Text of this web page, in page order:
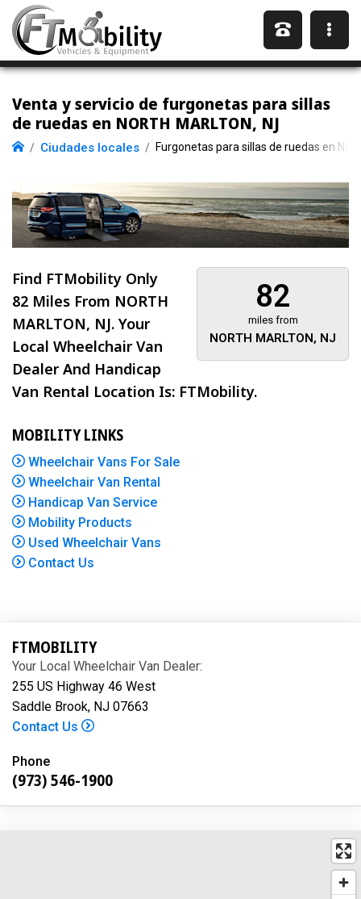
Venta y servicio de furgonetas para sillas
de ruedas en NORTH MARLTON, NJ
Ciudades locales Furgonetas para sillas de ruedas en
82
miles from
NORTH MARLTON, NJ
Find FTMobility Only
82 Miles From NORTH
MARLTON, NJ. Your
Local Wheelchair Van
Dealer And Handicap
Van Rental Location Is: FTMobility.
MOBILITY LINKS
Wheelchair Vans For Sale
Wheelchair Van Rental
Handicap Van Service
Mobility Products
Used Wheelchair Vans
Contact Us
FTMOBILITY
Your Local Wheelchair Van Dealer:
255 US Highway 46 West
Saddle Brook, NJ 07663
Contact Us
Phone
(973) 546-1900